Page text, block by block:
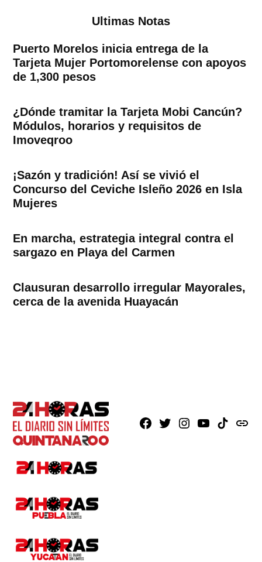
Ultimas Notas
Puerto Morelos inicia entrega de la
Tarjeta Mujer Portomorelense con apoyos
de 1,300 pesos
¿Dónde tramitar la Tarjeta Mobi Cancún?
Módulos, horarios y requisitos de
Imoveqroo
¡Sazón y tradición! Así se vivió el
Concurso del Ceviche Isleño 2026 en Isla
Mujeres
En marcha, estrategia integral contra el
sargazo en Playa del Carmen
Clausuran desarrollo irregular Mayorales,
cerca de la avenida Huayacán
Facebook
X Instagram
YoutubeTikTokissuu